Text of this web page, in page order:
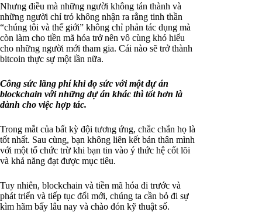
Nhưng điều mà những người không tán thành và
những người chỉ trỏ không nhận ra rằng tinh thần
“chúng tôi và thế giới” không chỉ phản tác dụng mà
còn làm cho tiền mã hóa trở nên vô cùng khó hiểu
cho những người mới tham gia. Cái nào sẽ trở thành
bitcoin thực sự một lần nữa.
Công sức lãng phí khi đọ sức với một dự án
blockchain với những dự án khác thì tốt hơn là
dành cho việc hợp tác.
Trong mắt của bất kỳ đội tương ứng, chắc chắn họ là
tốt nhất. Sau cùng, bạn không liên kết bản thân mình
với một tổ chức trừ khi bạn tin vào ý thức hệ cốt lõi
và khả năng đạt được mục tiêu.
Tuy nhiên, blockchain và tiền mã hóa đi trước và
phát triển và tiếp tục đổi mới, chúng ta cần bỏ đi sự
kìm hãm bấy lâu nay và chào đón kỹ thuật số.